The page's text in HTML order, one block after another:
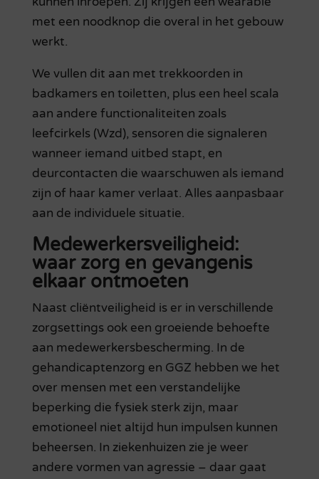
met een noodknop die overal in het gebouw
werkt.
We vullen dit aan met trekkoorden in
badkamers en toiletten, plus een heel scala
aan andere functionaliteiten zoals
leefcirkels (Wzd), sensoren die signaleren
wanneer iemand uitbed stapt, en
deurcontacten die waarschuwen als iemand
zijn of haar kamer verlaat. Alles aanpasbaar
aan de individuele situatie.
Medewerkersveiligheid:
waar zorg en gevangenis
elkaar ontmoeten
Naast cliëntveiligheid is er in verschillende
zorgsettings ook een groeiende behoefte
aan medewerkersbescherming. In de
gehandicaptenzorg en GGZ hebben we het
over mensen met een verstandelijke
beperking die fysiek sterk zijn, maar
emotioneel niet altijd hun impulsen kunnen
beheersen. In ziekenhuizen zie je weer
andere vormen van agressie – daar gaat